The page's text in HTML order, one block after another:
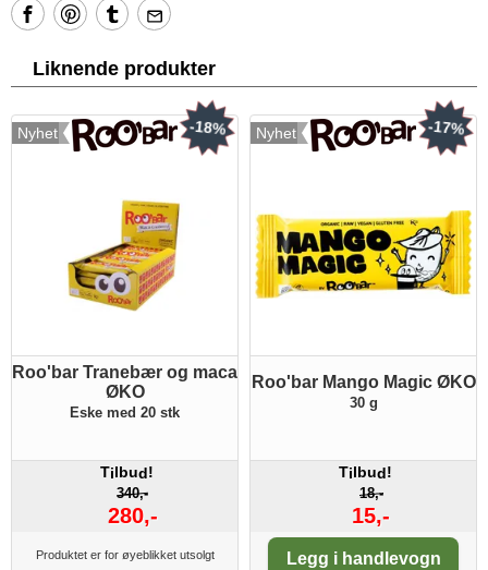
Liknende produkter
Nyhet
Roo'bar Tranebær og maca
ØKO
Eske med 20 stk
Tilbud!
340,-
280,-
-18%
Produktet er for øyeblikket utsolgt
Nyhet
Roo'bar Mango Magic ØKO
30 g
Tilbud!
18,-
15,-
-17%
Legg i handlevogn